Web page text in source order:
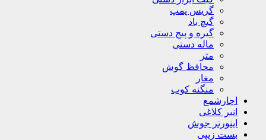
گریس پمپ
گیچ باد
گیره و پیج دستی
ماله دستی
متر
محافظ گوش
مغار
منگنه کوب
اچارشمع
انبر کلاغی
اینورتر جوش
بست زیپی